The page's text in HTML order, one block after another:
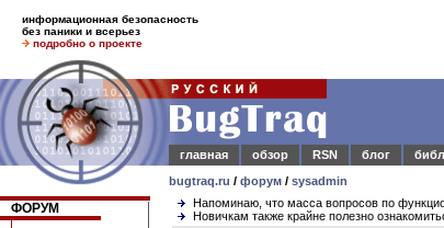
информационная безопасность
без паники и всерьез
подробно о проекте
главная
обзор RSN блог
bugtraq.ru / форум / sysadmin
ФОРУМ Напоминаю, что масса вопросов по
Новичкам также крайне полезно